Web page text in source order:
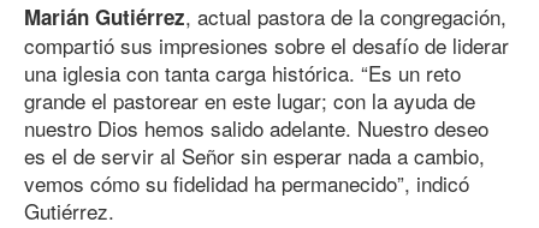
Marián Gutiérrez, actual pastora de la congregación,
compartió sus impresiones sobre el desafío de liderar
una iglesia con tanta carga histórica. “Es un reto
grande el pastorear en este lugar; con la ayuda de
nuestro Dios hemos salido adelante. Nuestro deseo
es el de servir al Señor sin esperar nada a cambio,
vemos cómo su fidelidad ha permanecido”, indicó
Gutiérrez.